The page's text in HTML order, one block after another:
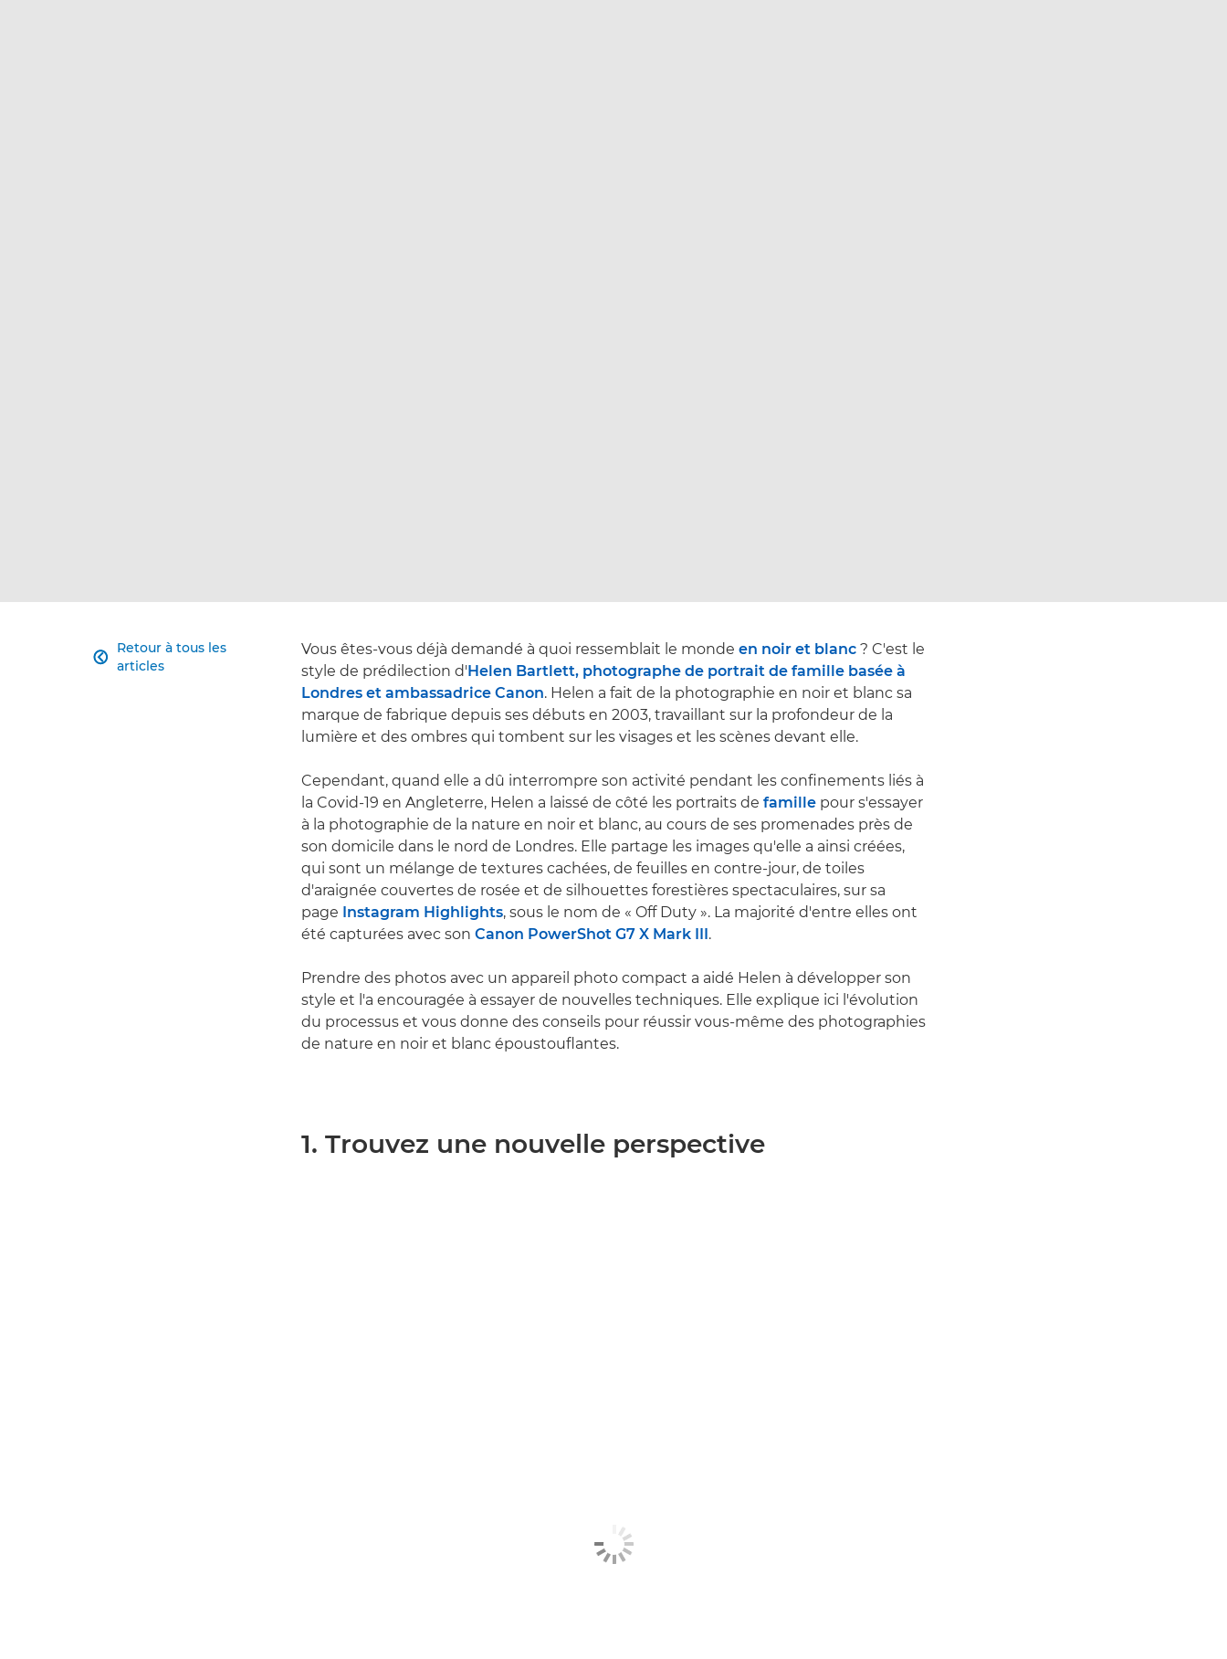
Retour à tous les
articles
 Vous êtes-vous déjà demandé à quoi ressemblait le monde en noir et blanc ? C'est le
style de prédilection d'Helen Bartlett, photographe de portrait de famille basée à
Londres et ambassadrice Canon. Helen a fait de la photographie en noir et blanc sa
marque de fabrique depuis ses débuts en 2003, travaillant sur la profondeur de la
lumière et des ombres qui tombent sur les visages et les scènes devant elle.
Cependant, quand elle a dû interrompre son activité pendant les confinements liés à
la Covid-19 en Angleterre, Helen a laissé de côté les portraits de famille pour s'essayer
à la photographie de la nature en noir et blanc, au cours de ses promenades près de
son domicile dans le nord de Londres. Elle partage les images qu'elle a ainsi créées,
qui sont un mélange de textures cachées, de feuilles en contre-jour, de toiles
d'araignée couvertes de rosée et de silhouettes forestières spectaculaires, sur sa
page Instagram Highlights, sous le nom de « Off Duty ». La majorité d'entre elles ont
été capturées avec son Canon PowerShot G7 X Mark III.
Prendre des photos avec un appareil photo compact a aidé Helen à développer son
style et l'a encouragée à essayer de nouvelles techniques. Elle explique ici l'évolution
du processus et vous donne des conseils pour réussir vous-même des photographies
de nature en noir et blanc époustouflantes.
1. Trouvez une nouvelle perspective